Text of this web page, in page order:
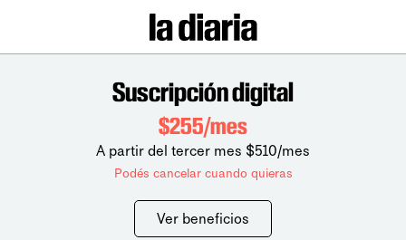
Suscripción digital
$255/mes
A partir del tercer mes $510/mes
Podés cancelar cuando quieras
Ver beneficios